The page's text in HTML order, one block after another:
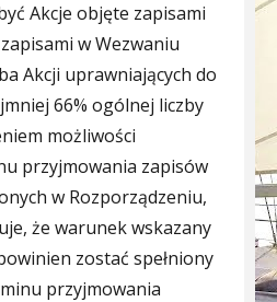
Akcje objęte zapisami
w Wezwaniu
Akcji uprawniających do
66% ogólnej liczby
możliwości
przyjmowania zapisów
w Rozporządzeniu,
że warunek wskazany
zostać spełniony
przyjmowania